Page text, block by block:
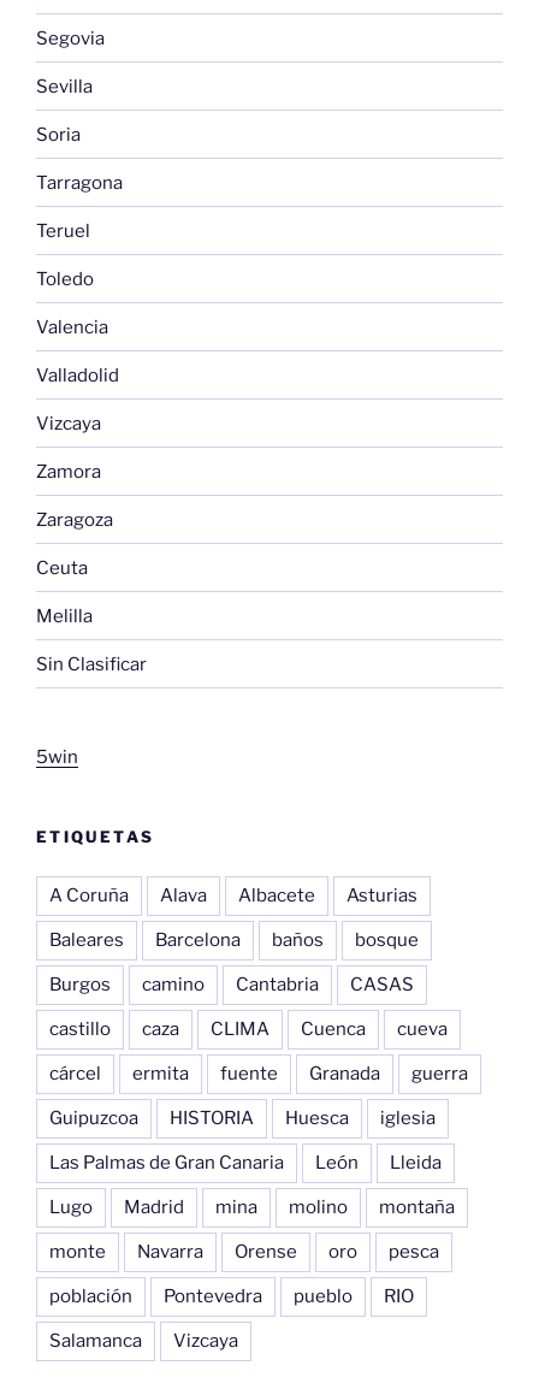
Segovia
Sevilla
Soria
Tarragona
Teruel
Toledo
Valencia
Valladolid
Vizcaya
Zamora
Zaragoza
Ceuta
Melilla
Sin Clasificar
5win
ETIQUETAS
A Coruña Alava Albacete Asturias
Baleares Barcelona baños bosque
Burgos camino Cantabria CASAS
castillo caza CLIMA Cuenca cueva
cárcel ermita fuente Granada guerra
Guipuzcoa HISTORIA Huesca iglesia
Las Palmas de Gran Canaria León Lleida
Lugo Madrid mina molino montaña
monte Navarra Orense oro pesca
población Pontevedra pueblo RIO
Salamanca Vizcaya